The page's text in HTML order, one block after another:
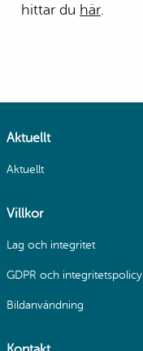
hittar du här
Aktuellt
Aktuellt
Villkor
Lag och integritet
GDPR och integritetspolicy
Bildanvändning